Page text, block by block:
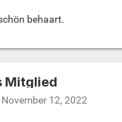
behaart.
Mitglied
November 12, 2022